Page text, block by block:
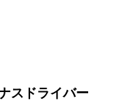
スドライバー